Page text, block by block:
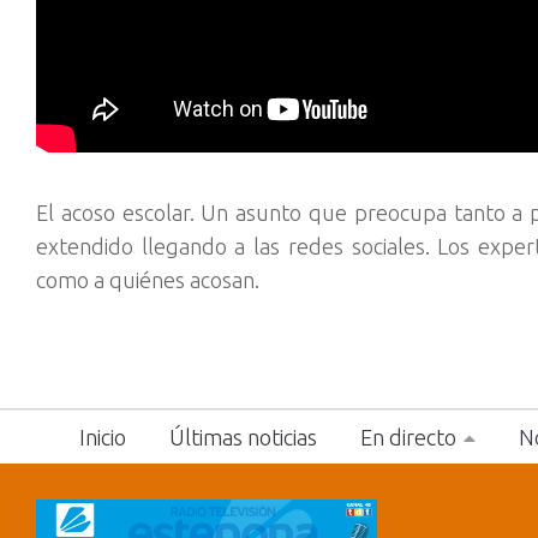
El acoso escolar. Un asunto que preocupa tanto
extendido llegando a las redes sociales. Los
como a quiénes acosan.
Inicio Últimas noticias En directo